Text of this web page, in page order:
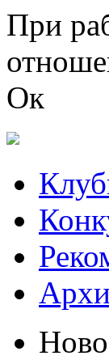
Перейти к
При
Ок